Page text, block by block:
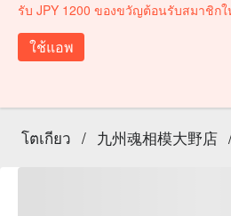
รับ JPY 1200 ของขวัญต้อนรับสมาชิกใ
ใช้แอพ
โตเกียว / 九州魂相模大野店